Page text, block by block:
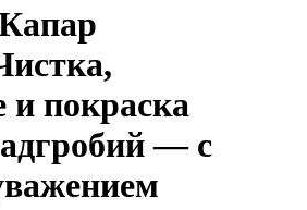
и покраска
— с